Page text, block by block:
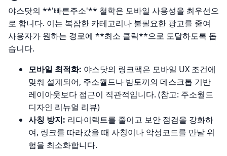
야스닷의 **'빠른주소'** 철학은 모바일 사용성을 최우선으
로 합니다. 이는 복잡한 카테고리나 불필요한 광고를 줄여
사용자가 원하는 경로에 **최소 클릭**으로 도달하도록 돕
습니다.
모바일 최적화: 야스닷의 링크팩은 모바일 UX 조건에
맞춰 설계되어, 주소월드나 밤토끼의 데스크톱 기반
레이아웃보다 접근이 직관적입니다. (참고: 주소월드
디자인 리뉴얼 리뷰)
사칭 방지: 리다이렉트를 줄이고 보안 점검을 강화하
여, 링크를 따라갔을 때 사칭이나 악성코드를 만날 위
험을 최소화합니다.